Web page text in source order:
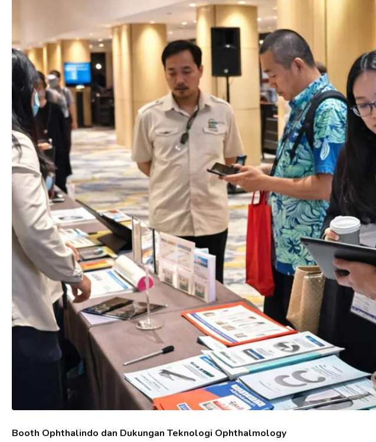
Booth Ophthalindo dan Dukungan Teknologi Ophthalmology